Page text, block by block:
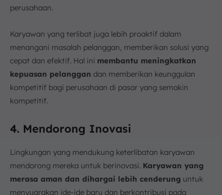
perusahaan.
Karyawan yang terlibat juga lebih proaktif dalam
menangani masalah pelanggan, memberikan solusi yang
cepat dan efektif. Hal ini membantu meningkatkan
kepuasan pelanggan dan memberikan keunggulan
kompetitif bagi perusahaan di pasar yang semakin
kompetitif.
4. Mendorong Inovasi
Lingkungan yang mendukung keterlibatan karyawan
mendorong mereka untuk berinovasi. Karyawan yang
merasa aman dan dihargai lebih cenderung untuk
menyuarakan ide-ide baru dan berkontribusi pada